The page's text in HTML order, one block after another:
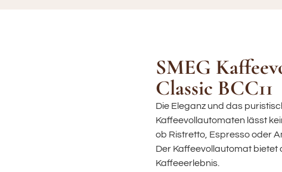
SMEG
Classic BCC11
Die Eleganz und das
Kaffeevollautomaten lässt
ob Ristretto, Espresso oder
Der Kaffeevollautomat bietet
Kaffeeerlebnis.